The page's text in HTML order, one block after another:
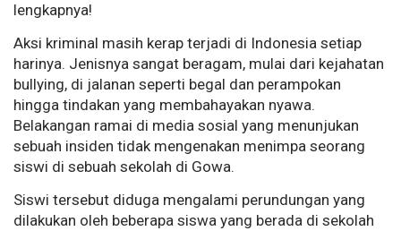
lengkapnya!
Aksi kriminal masih kerap terjadi di Indonesia setiap
harinya. Jenisnya sangat beragam, mulai dari kejahatan
bullying, di jalanan seperti begal dan perampokan
hingga tindakan yang membahayakan nyawa.
Belakangan ramai di media sosial yang menunjukan
sebuah insiden tidak mengenakan menimpa seorang
siswi di sebuah sekolah di Gowa.
Siswi tersebut diduga mengalami perundungan yang
dilakukan oleh beberapa siswa yang berada di sekolah